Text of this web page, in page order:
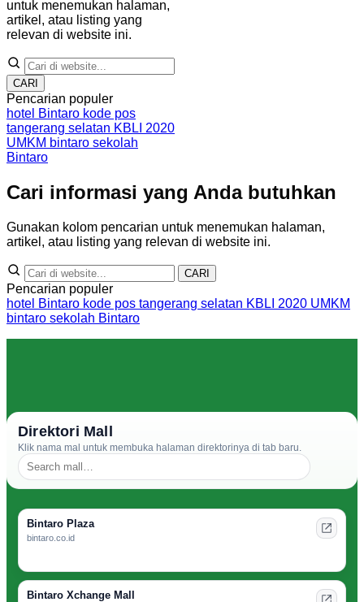
untuk menemukan halaman,
artikel, atau listing yang
relevan di website ini.
CARI
Pencarian populer
hotel Bintaro kode pos
tangerang selatan KBLI 2020
UMKM bintaro sekolah
Bintaro
Cari informasi yang Anda butuhkan
Gunakan kolom pencarian untuk menemukan halaman,
artikel, atau listing yang relevan di website ini.
CARI
Pencarian populer
hotel Bintaro kode pos tangerang selatan KBLI 2020 UMKM
bintaro sekolah Bintaro
Direktori Mall
Klik nama mal untuk membuka halaman direktorinya di tab baru.
Bintaro Plaza
bintaro.co.id
Bintaro Xchange Mall